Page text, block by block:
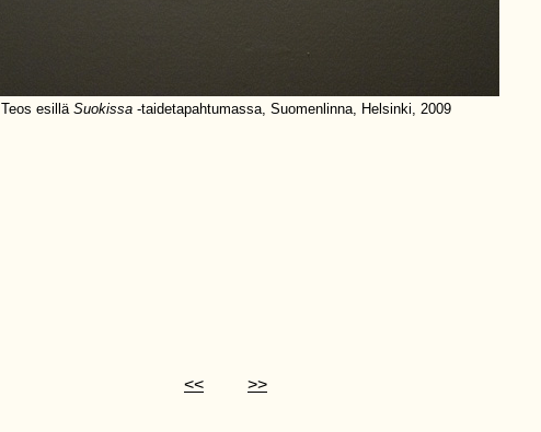
Teos esillä Suokissa-taidetapahtumassa, Suomenlinna, Helsinki, 2009
<< >>